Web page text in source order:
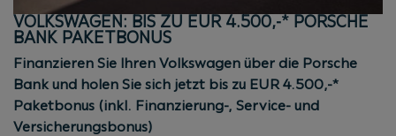
VOLKSWAGEN: BIS ZU EUR 4.500,-* PORSCHE
BANK PAKETBONUS
Finanzieren Sie Ihren Volkswagen über die Porsche
Bank und holen Sie sich jetzt bis zu EUR 4.500,-*
Paketbonus (inkl. Finanzierung-, Service- und
Versicherungsbonus)